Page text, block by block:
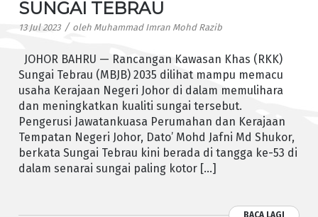
SUNGAI TEBRAU
13 Jul 2023 / oleh Muhammad Imran Mohd Razib
JOHOR BAHRU — Rancangan Kawasan Khas (RKK)
Sungai Tebrau (MBJB) 2035 dilihat mampu memacu
usaha Kerajaan Negeri Johor di dalam memulihara
dan meningkatkan kualiti sungai tersebut.
Pengerusi Jawatankuasa Perumahan dan Kerajaan
Tempatan Negeri Johor, Dato’ Mohd Jafni Md Shukor,
berkata Sungai Tebrau kini berada di tangga ke-53 di
dalam senarai sungai paling kotor […]